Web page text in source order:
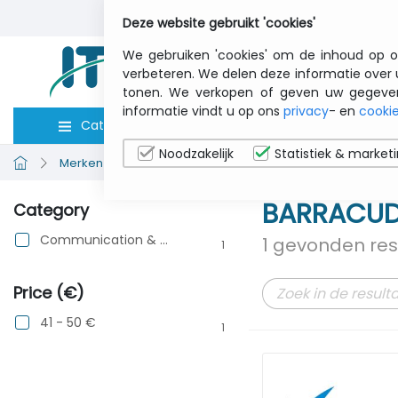
Categorieën
Merken bekijken BARRACUDA NETWORKS
Category
Communication & Networking 1
Price (€)
41 - 50 € 1
1 gevonden
Deze website gebruikt 'cookies'
We gebruiken 'cookies' om de inhoud op
verbeteren. We delen deze informatie
tonen. We verkopen of geven uw
informatie vindt u op ons privacy- en
Noodzakelijk Statistiek &